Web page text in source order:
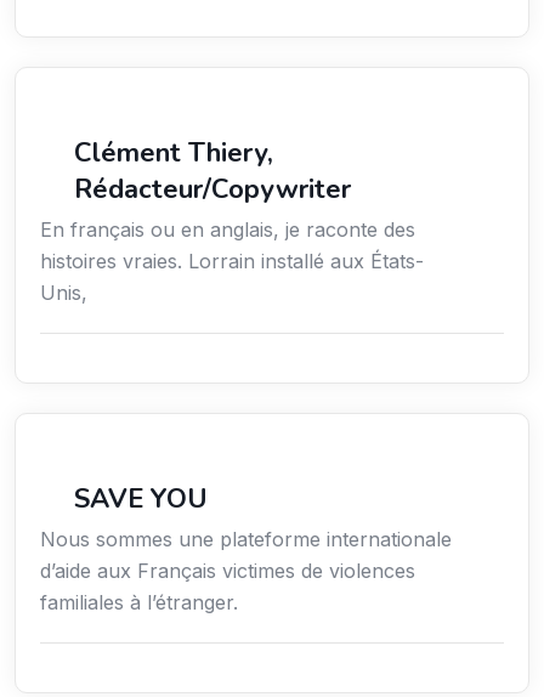
Clément Thiery,
Rédacteur/Copywriter
En français ou en anglais, je raconte des
histoires vraies. Lorrain installé aux États-
Unis,
SAVE YOU
Nous sommes une plateforme internationale
d’aide aux Français victimes de violences
familiales à l’étranger.